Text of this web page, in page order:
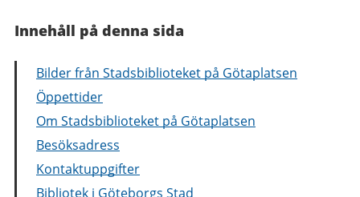
Innehåll på denna sida
Bilder från Stadsbiblioteket på Götaplatsen
Öppettider
Om Stadsbiblioteket på Götaplatsen
Besöksadress
Kontaktuppgifter
Bibliotek i Göteborgs Stad